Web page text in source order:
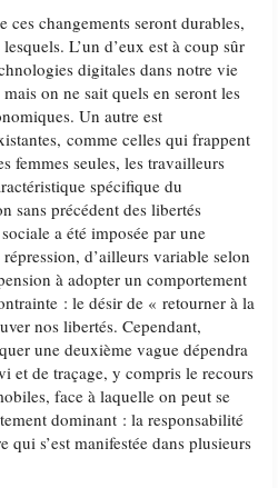
ces changements seront durables,
L’un d’eux est à coup sûr
digitales dans notre vie
on ne sait quels en seront les
Un autre est
comme celles qui frappent
femmes seules, les travailleurs
spécifique du
sans précédent des libertés
a été imposée par une
d’ailleurs variable selon
à adopter un comportement
: le désir de « retourner à la
nos libertés. Cependant,
une deuxième vague dépendra
et de traçage, y compris le recours
face à laquelle on peut se
dominant : la responsabilité
qui s’est manifestée dans plusieurs